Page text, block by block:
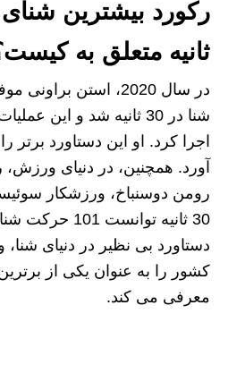
ثانیه متعلق به
شنا در 30 ثانیه شد و
اجرا کرد. او این دستاورد برتر
آورد. همچنین، در دنیای
رومن دوسنباخ، ورزشکار
30 ثانیه
دستاورد بی‌ نظیر در دنیای
کشور را به عنوان یکی از
معرفی می کند.